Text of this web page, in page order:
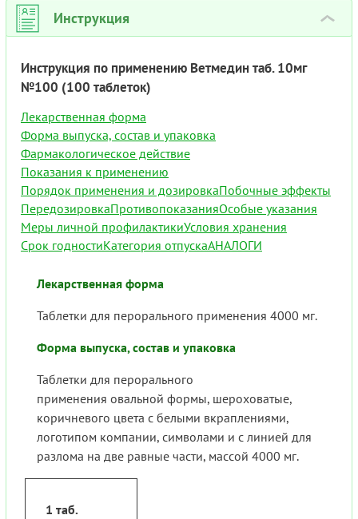
Инструкция ›
Инструкция по применению Ветмедин таб. 10мг
№100 (100 таблеток)
Лекарственная форма
Форма выпуска, состав и упаковка
Фармакологическое действие
Показания к применению
Порядок применения и дозировкаПобочные эффекты
ПередозировкаПротивопоказанияОсобые указания
Меры личной профилактикиУсловия хранения
Срок годностиКатегория отпускаАНАЛОГИ
Лекарственная форма
Таблетки для перорального применения 4000 мг.
Форма выпуска, состав и упаковка
Таблетки для перорального
применения овальной формы, шероховатые,
коричневого цвета с белыми вкраплениями,
логотипом компании, символами и с линией для
разлома на две равные части, массой 4000 мг.
1 таб.